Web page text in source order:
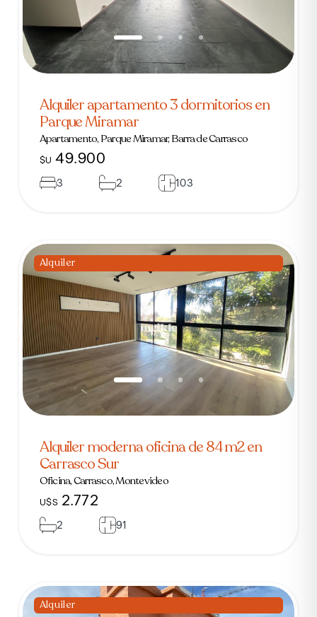
Alquiler apartamento 3 dormitorios en
Parque Miramar
Apartamento, Parque Miramar, Barra de Carrasco
$U 49.900
3 2 103
Alquiler
Alquiler moderna oficina de 84 m2 en
Carrasco Sur
Oficina, Carrasco, Montevideo
U$S 2.772
2 91
Alquiler